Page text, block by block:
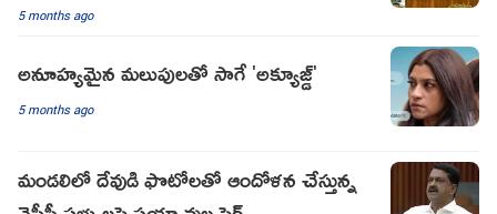
5 months ago
అనూహ్యమైన మలుపులతో సాగే 'అక్యూజ్డ్'
5 months ago
మండలిలో దేవుడి ఫొటోలతో ఆందోళన చేస్తున్న